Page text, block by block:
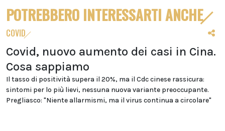
POTREBBERO INTERESSARTI ANCHE
COVID
Covid, nuovo aumento dei casi in Cina.
Cosa sappiamo
Il tasso di positività supera il 20%, ma il Cdc cinese rassicura:
sintomi per lo più lievi, nessuna nuova variante preoccupante.
Pregliasco: "Niente allarmismi, ma il virus continua a circolare"